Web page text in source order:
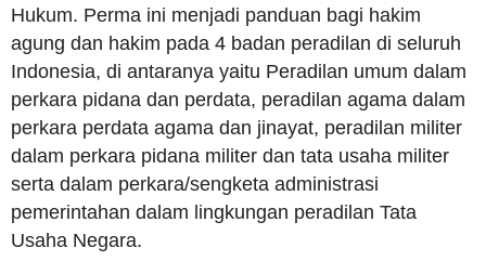
Hukum. Perma ini menjadi panduan bagi hakim
agung dan hakim pada 4 badan peradilan di seluruh
Indonesia, di antaranya yaitu Peradilan umum dalam
perkara pidana dan perdata, peradilan agama dalam
perkara perdata agama dan jinayat, peradilan militer
dalam perkara pidana militer dan tata usaha militer
serta dalam perkara/sengketa administrasi
pemerintahan dalam lingkungan peradilan Tata
Usaha Negara.